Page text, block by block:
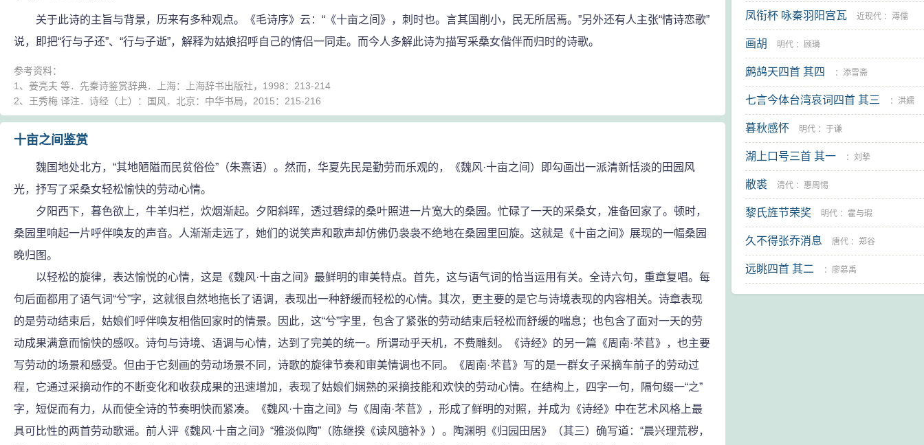
关于此诗的主旨与背景，历来有多种观点。《毛诗序》云：“《十亩之间》，刺时也。言其国削小，民无所居焉。”另外还有人主张“情诗恋歌”
说，即把“行与子还”、“行与子逝”，解释为姑娘招呼自己的情侣一同走。而今人多解此诗为描写采桑女偕伴而归时的诗歌。
参考资料：
1、姜亮夫 等．先秦诗鉴赏辞典．上海：上海辞书出版社，1998：213-214
2、王秀梅 译注．诗经（上）：国风．北京：中华书局，2015：215-216
十亩之间鉴赏
魏国地处北方，“其地陋隘而民贫俗俭”（朱熹语）。然而，华夏先民是勤劳而乐观的，《魏风·十亩之间）即勾画出一派清新恬淡的田园风
光，抒写了采桑女轻松愉快的劳动心情。
夕阳西下，暮色欲上，牛羊归栏，炊烟渐起。夕阳斜晖，透过碧绿的桑叶照进一片宽大的桑园。忙碌了一天的采桑女，准备回家了。顿时，
桑园里响起一片呼伴唤友的声音。人渐渐走远了，她们的说笑声和歌声却仿佛仍袅袅不绝地在桑园里回旋。这就是《十亩之间》展现的一幅桑园
晚归图。
以轻松的旋律，表达愉悦的心情，这是《魏风·十亩之间》最鲜明的审美特点。首先，这与语气词的恰当运用有关。全诗六句，重章复唱。每
句后面都用了语气词“兮”字，这就很自然地拖长了语调，表现出一种舒缓而轻松的心情。其次，更主要的是它与诗境表现的内容相关。诗章表现
的是劳动结束后，姑娘们呼伴唤友相偕回家时的情景。因此，这“兮”字里，包含了紧张的劳动结束后轻松而舒缓的喘息；也包含了面对一天的劳
动成果满意而愉快的感叹。诗句与诗境、语调与心情，达到了完美的统一。所谓动乎天机，不费雕刻。《诗经》的另一篇《周南·芣苢》，也主要
写劳动的场景和感受。但由于它刻画的劳动场景不同，诗歌的旋律节奏和审美情调也不同。《周南·芣苢》写的是一群女子采摘车前子的劳动过
程，它通过采摘动作的不断变化和收获成果的迅速增加，表现了姑娘们娴熟的采摘技能和欢快的劳动心情。在结构上，四字一句，隔句缀一“之”
字，短促而有力，从而使全诗的节奏明快而紧凑。《魏风·十亩之间》与《周南·芣苢》，形成了鲜明的对照，并成为《诗经》中在艺术风格上最
具可比性的两首劳动歌谣。前人评《魏风·十亩之间》“雅淡似陶”（陈继揆《读风臆补》）。陶渊明《归园田居》（其三）确写道：“晨兴理荒秽，
代：凌云翰
凤衔杯 咏秦羽阳宫瓦 近现代 ： 溥儒
画胡 明代 ： 顾璘
鹧鸪天四首 其四 ： 添雪斋
七言今体台湾哀词四首 其三 ： 洪繻
暮秋感怀 明代 ： 于谦
湖上口号三首 其一 ： 刘摰
敝裘 清代 ： 惠周惕
黎氏旌节荣奖 明代 ： 霍与瑕
久不得张乔消息 唐代 ： 郑谷
远眺四首 其二 ： 廖慕禹